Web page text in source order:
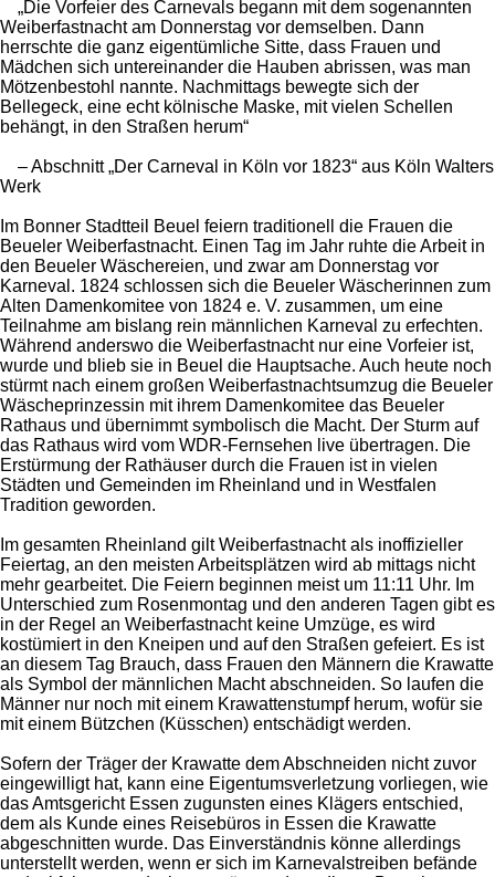
„Die Vorfeier des Carnevals begann mit dem sogenannten
Weiberfastnacht am Donnerstag vor demselben. Dann
herrschte die ganz eigentümliche Sitte, dass Frauen und
Mädchen sich untereinander die Hauben abrissen, was man
Mötzenbestohl nannte. Nachmittags bewegte sich der
Bellegeck, eine echt kölnische Maske, mit vielen Schellen
behängt, in den Straßen herum“
– Abschnitt „Der Carneval in Köln vor 1823“ aus Köln Walters
Werk
Im Bonner Stadtteil Beuel feiern traditionell die Frauen die
Beueler Weiberfastnacht. Einen Tag im Jahr ruhte die Arbeit in
den Beueler Wäschereien, und zwar am Donnerstag vor
Karneval. 1824 schlossen sich die Beueler Wäscherinnen zum
Alten Damenkomitee von 1824 e. V. zusammen, um eine
Teilnahme am bislang rein männlichen Karneval zu erfechten.
Während anderswo die Weiberfastnacht nur eine Vorfeier ist,
wurde und blieb sie in Beuel die Hauptsache. Auch heute noch
stürmt nach einem großen Weiberfastnachtsumzug die Beueler
Wäscheprinzessin mit ihrem Damenkomitee das Beueler
Rathaus und übernimmt symbolisch die Macht. Der Sturm auf
das Rathaus wird vom WDR-Fernsehen live übertragen. Die
Erstürmung der Rathäuser durch die Frauen ist in vielen
Städten und Gemeinden im Rheinland und in Westfalen
Tradition geworden.
Im gesamten Rheinland gilt Weiberfastnacht als inoffizieller
Feiertag, an den meisten Arbeitsplätzen wird ab mittags nicht
mehr gearbeitet. Die Feiern beginnen meist um 11:11 Uhr. Im
Unterschied zum Rosenmontag und den anderen Tagen gibt es
in der Regel an Weiberfastnacht keine Umzüge, es wird
kostümiert in den Kneipen und auf den Straßen gefeiert. Es ist
an diesem Tag Brauch, dass Frauen den Männern die Krawatte
als Symbol der männlichen Macht abschneiden. So laufen die
Männer nur noch mit einem Krawattenstumpf herum, wofür sie
mit einem Bützchen (Küsschen) entschädigt werden.
Sofern der Träger der Krawatte dem Abschneiden nicht zuvor
eingewilligt hat, kann eine Eigentumsverletzung vorliegen, wie
das Amtsgericht Essen zugunsten eines Klägers entschied,
dem als Kunde eines Reisebüros in Essen die Krawatte
abgeschnitten wurde. Das Einverständnis könne allerdings
unterstellt werden, wenn er sich im Karnevalstreiben befände